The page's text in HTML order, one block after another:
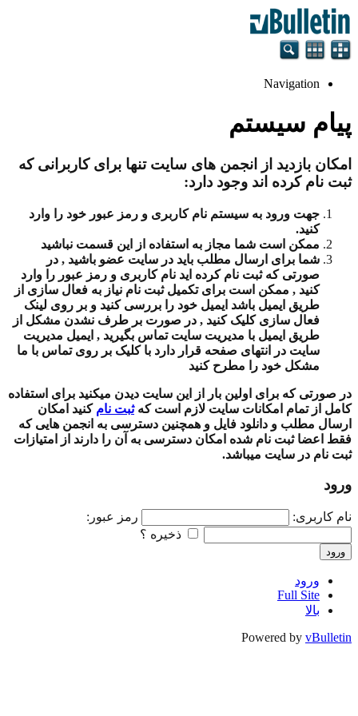
Navigation
پیام سیستم
امکان بازدید از انجمن های سایت تنها برای کاربرانی که
ثبت نام کرده اند وجود دارد:
جهت ورود به سیستم نام کاربری و رمز عبور خود را وارد
کنید.
ممکن است شما مجاز به استفاده از این قسمت نباشید
شما برای ارسال مطلب باید در سایت عضو باشید , در
صورتی که ثبت نام کرده اید نام کاربری و رمز عبور را وارد
کنید , ممکن است برای تکمیل ثبت نام نیاز به فعال سازی از
طریق ایمیل باشد ایمیل خود را بررسی کنید و بر روی لینک
فعال سازی کلیک کنید , در صورت بر طرف نشدن مشکل از
طریق ایمیل با مدیریت سایت تماس بگیرید , ایمیل مدیریت
سایت در انتهای صفحه قرار دارد با کلیک بر روی تماس با ما
مشکل خود را مطرح کنید
در صورتی که برای اولین بار از این سایت دیدن میکنید برای استفاده
کامل از تمام امکانات سایت لازم است کهثبت نام کنید امکان
ارسال مطلب و دانلود فایل و همچنین دسترسی به انجمن هایی که
فقط اعضا ثبت نام شده امکان دسترسی به آن را دارند از امتیازات
ثبت نام در سایت میباشد.
ورود
نام کاربری:
رمز عبور:
ذخیره ؟
ورود
ورود
Full Site
بالا
Powered by vBulletin